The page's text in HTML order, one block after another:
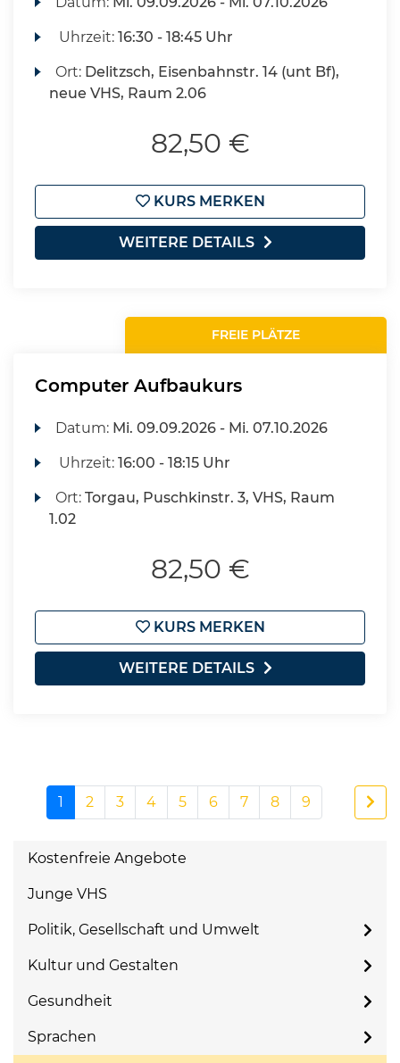
Uhrzeit:16:30 - 18:45 Uhr
Ort: Delitzsch, Eisenbahnstr. 14 (unt Bf),
neue VHS, Raum 2.06
82,50 €
KURS MERKEN
WEITERE DETAILS
FREIE PLÄTZE
Computer Aufbaukurs
Datum: Mi. 09.09.2026 - Mi. 07.10.2026
Uhrzeit:16:00 - 18:15 Uhr
Ort:Torgau, Puschkinstr. 3, VHS, Raum
1.02
82,50 €
KURS MERKEN
WEITERE DETAILS
1 2 3 4 5 6 7 8 9
Kostenfreie Angebote
Junge VHS
Politik, Gesellschaft und Umwelt
Kultur und Gestalten
Gesundheit
Sprachen